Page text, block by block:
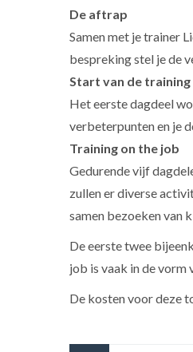
De aftrap
Samen met je trainer
bespreking stel je de
Start van de training
Het eerste dagdeel
verbeterpunten en je
Training on the job
Gedurende vijf
zullen er diverse
samen bezoeken van
De eerste twee
job is vaak in de vorm
De kosten voor deze